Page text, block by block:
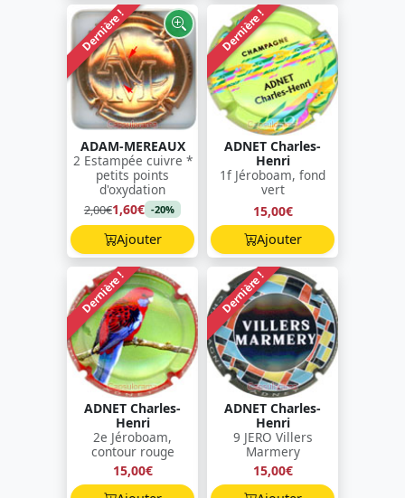
Dernière !
ADAM-MEREAUX
2 Estampée cuivre *
petits points
d'oxydation
2,00€1,60€ -20%
Ajouter
Dernière !
ADNET Charles-
Henri
1f Jéroboam, fond
vert
15,00€
Ajouter
Dernière !
ADNET Charles-
Henri
2e Jéroboam,
contour rouge
15,00€
Dernière !
ADNET Charles-
Henri
9 JERO Villers
Marmery
15,00€